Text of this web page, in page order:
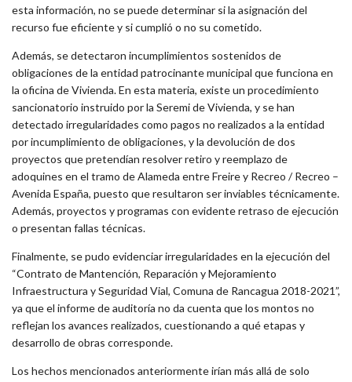
esta información, no se puede determinar si la asignación del
recurso fue eficiente y si cumplió o no su cometido.
Además, se detectaron incumplimientos sostenidos de
obligaciones de la entidad patrocinante municipal que funciona en
la oficina de Vivienda. En esta materia, existe un procedimiento
sancionatorio instruido por la Seremi de Vivienda, y se han
detectado irregularidades como pagos no realizados a la entidad
por incumplimiento de obligaciones, y la devolución de dos
proyectos que pretendían resolver retiro y reemplazo de
adoquines en el tramo de Alameda entre Freire y Recreo / Recreo –
Avenida España, puesto que resultaron ser inviables técnicamente.
Además, proyectos y programas con evidente retraso de ejecución
o presentan fallas técnicas.
Finalmente, se pudo evidenciar irregularidades en la ejecución del
“Contrato de Mantención, Reparación y Mejoramiento
Infraestructura y Seguridad Vial, Comuna de Rancagua 2018-2021”,
ya que el informe de auditoría no da cuenta que los montos no
reflejan los avances realizados, cuestionando a qué etapas y
desarrollo de obras corresponde.
Los hechos mencionados anteriormente irían más allá de solo